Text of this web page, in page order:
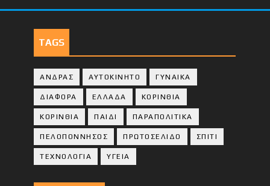
TAGS
ΑΝΔΡΑΣ ΑΥΤΟΚΙΝΗΤΟ ΓΥΝΑΙΚΑ
ΔΙΑΦΟΡΑ ΕΛΛΑΔΑ ΚΟΡΙΝΘΙΑ
ΚΟΡΙΝΘΙA ΠΑΙΔΙ ΠΑΡΑΠΟΛΙΤΙΚΑ
ΠΕΛΟΠΟΝΝΗΣΟΣ ΠΡΩΤΟΣΕΛΙΔΟ ΣΠΙΤΙ
ΤΕΧΝΟΛΟΓΙΑ ΥΓΕΙΑ